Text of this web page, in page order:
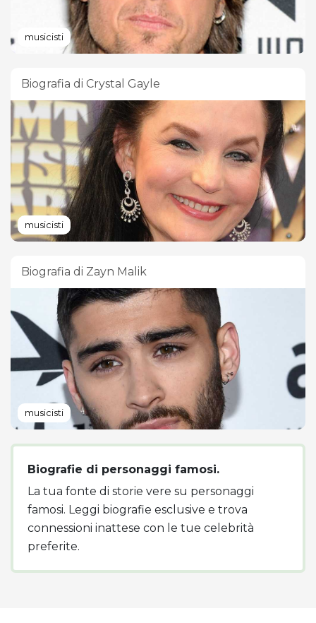
musicisti
Biografia di Crystal Gayle
musicisti
Biografia di Zayn Malik
musicisti
Biografie di personaggi famosi.
La tua fonte di storie vere su personaggi
famosi. Leggi biografie esclusive e trova
connessioni inattese con le tue celebrità
preferite.